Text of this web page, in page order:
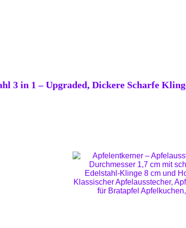
3 in 1 – Upgraded, Dickere Scharfe